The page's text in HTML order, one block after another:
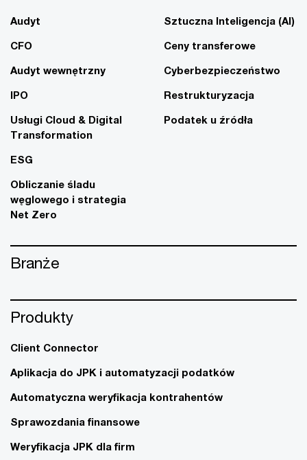
Audyt
CFO
Audyt wewnętrzny
IPO
Usługi Cloud & Digital
Transformation
ESG
Obliczanie śladu
węglowego i strategia
Net Zero
Sztuczna Inteligencja (AI)
Ceny transferowe
Cyberbezpieczeństwo
Restrukturyzacja
Podatek u źródła
Branże
Produkty
Client Connector
Aplikacja do JPK i automatyzacji podatków
Automatyczna weryfikacja kontrahentów
Sprawozdania finansowe
Weryfikacja JPK dla firm